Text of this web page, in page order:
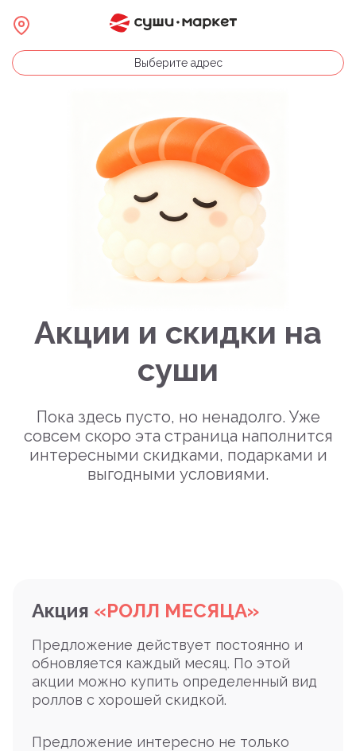
Выберите адрес
Акции и скидки на
суши
Пока здесь пусто, но ненадолго. Уже
совсем скоро эта страница наполнится
интересными скидками, подарками и
выгодными условиями.
Акция «РОЛЛ МЕСЯЦА»
Предложение действует постоянно и
обновляется каждый месяц. По этой
акции можно купить определенный вид
роллов с хорошей скидкой.
Предложение интересно не только